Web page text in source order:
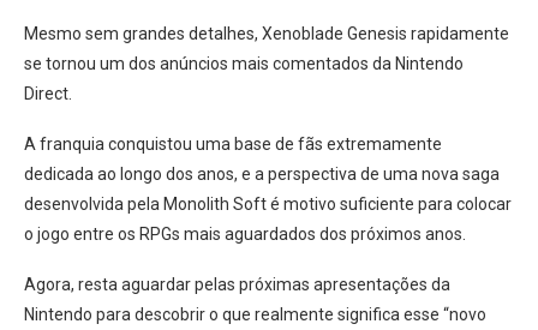
Mesmo sem grandes detalhes, Xenoblade Genesis rapidamente
se tornou um dos anúncios mais comentados da Nintendo
Direct.
A franquia conquistou uma base de fãs extremamente
dedicada ao longo dos anos, e a perspectiva de uma nova saga
desenvolvida pela Monolith Soft é motivo suficiente para colocar
o jogo entre os RPGs mais aguardados dos próximos anos.
Agora, resta aguardar pelas próximas apresentações da
Nintendo para descobrir o que realmente significa esse “novo